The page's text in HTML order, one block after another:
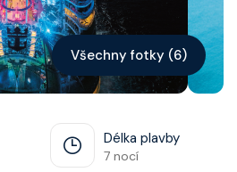
Všechny fotky (6)
Délka plavby
7 nocí